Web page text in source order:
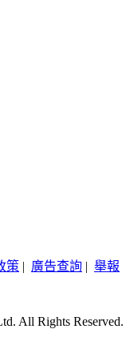
策 | 廣告查詢 | 舉報
All Rights Reserved.